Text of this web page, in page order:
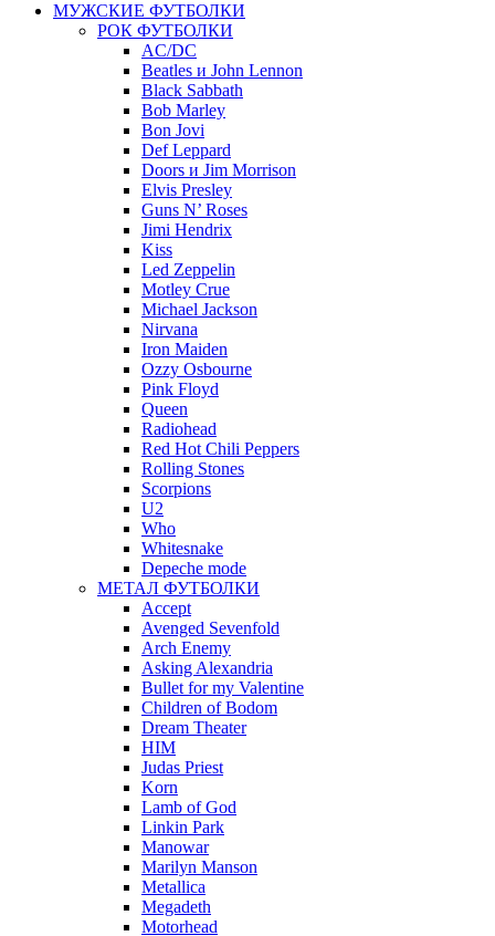
МУЖСКИЕ ФУТБОЛКИ
РОК ФУТБОЛКИ
AC/DC
Beatles и John Lennon
Black Sabbath
Bob Marley
Bon Jovi
Def Leppard
Doors и Jim Morrison
Elvis Presley
Guns N’ Roses
Jimi Hendrix
Kiss
Led Zeppelin
Motley Crue
Michael Jackson
Nirvana
Iron Maiden
Ozzy Osbourne
Pink Floyd
Queen
Radiohead
Red Hot Chili Peppers
Rolling Stones
Scorpions
U2
Who
Whitesnake
Depeche mode
МЕТАЛ ФУТБОЛКИ
Accept
Avenged Sevenfold
Arch Enemy
Asking Alexandria
Bullet for my Valentine
Children of Bodom
Dream Theater
HIM
Judas Priest
Korn
Lamb of God
Linkin Park
Manowar
Marilyn Manson
Metallica
Megadeth
Motorhead